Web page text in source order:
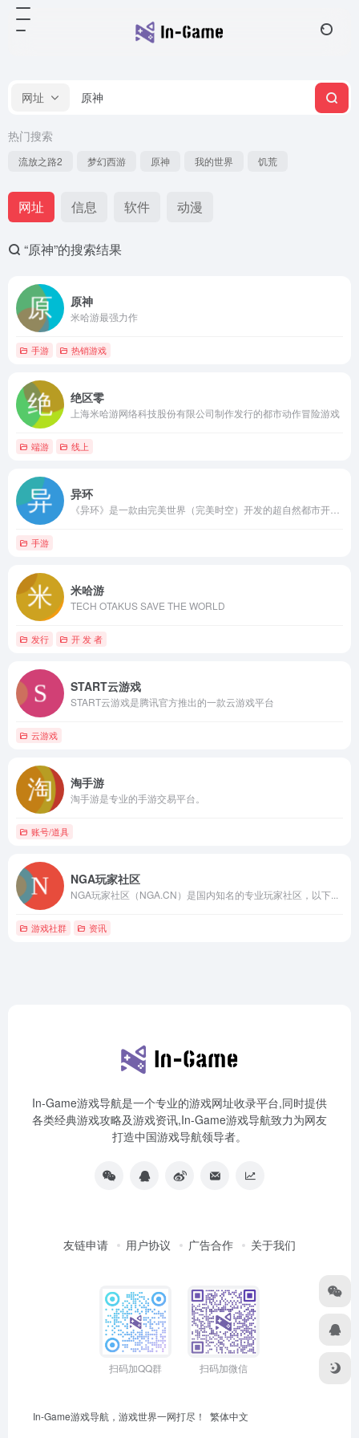
网址
热门搜索
流放之路2 梦幻西游 原神 我的世界 饥荒
网址 信息 软件 动漫
“原神”的搜索结果
原神
米哈游最强力作
手游 热销游戏
绝区零
上海米哈游网络科技股份有限公司制作发行的都市动作冒险游戏
端游 线上
异环
手游
米哈游
TECH OTAKUS SAVE THE WORLD
发行 开 发 者
START云游戏
START云游戏是腾讯官方推出的一款云游戏平台
云游戏
淘手游
淘手游是专业的手游交易平台。
账号/道具
NGA玩家社区
NGA玩家社区（NGA.CN）是国内知名的专业玩家社区，以下...
游戏社群 资讯
In-Game游戏导航是一个专业的游戏网址收录平台,同时提供
各类经典游戏攻略及游戏资讯,In-Game游戏导航致力为网友
打造中国游戏导航领导者。
友链申请 用户协议 广告合作 关于我们
扫码加QQ群 扫码加微信
In-Game游戏导航，游戏世界一网打尽！ 繁体中文